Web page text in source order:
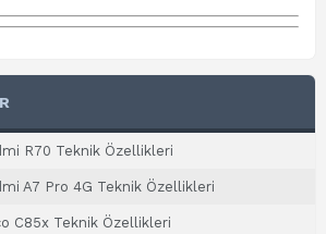
R70 Teknik Özellikleri
A7 Pro 4G Teknik Özellikleri
C85x Teknik Özellikleri